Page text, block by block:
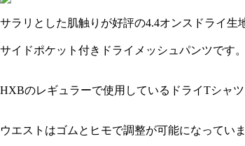
サラリとした肌触りが好評の4.4オンスドライ生
サイドポケット付きドライメッシュパンツです。
HXBのレギュラーで使用しているドライTシャ
ウエストはゴムとヒモで調整が可能になっていま